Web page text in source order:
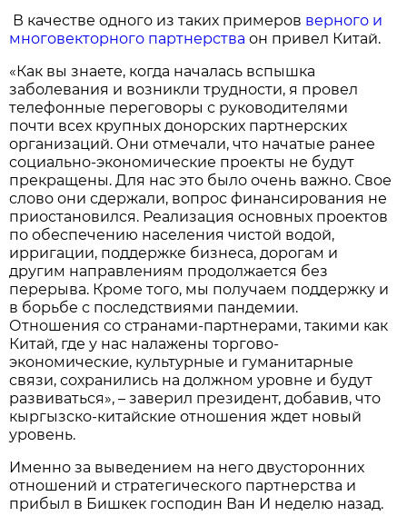
В качестве одного из таких примеров верного и
многовекторного партнерства он привел Китай.
«Как вы знаете, когда началась вспышка
заболевания и возникли трудности, я провел
телефонные переговоры с руководителями
почти всех крупных донорских партнерских
организаций. Они отмечали, что начатые ранее
социально-экономические проекты не будут
прекращены. Для нас это было очень важно. Свое
слово они сдержали, вопрос финансирования не
приостановился. Реализация основных проектов
по обеспечению населения чистой водой,
ирригации, поддержке бизнеса, дорогам и
другим направлениям продолжается без
перерыва. Кроме того, мы получаем поддержку и
в борьбе с последствиями пандемии.
Отношения со странами-партнерами, такими как
Китай, где у нас налажены торгово-
экономические, культурные и гуманитарные
связи, сохранились на должном уровне и будут
развиваться», – заверил президент, добавив, что
кыргызско-китайские отношения ждет новый
уровень.
Именно за выведением на него двусторонних
отношений и стратегического партнерства и
прибыл в Бишкек господин Ван И неделю назад.